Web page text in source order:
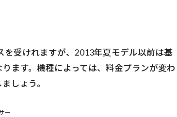
受けれますが、2013年夏モデル以前は基
ます。機種によっては、料金プランが変わ
しょう。
ー